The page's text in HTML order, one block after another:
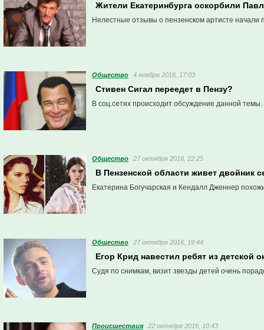
Жители Екатеринбурга оскорбили
Нелестные отзывы о пензенском артисте начали
Общество 4 ноября 2016, 17:03
Стивен Сигал переедет в Пензу?
В соц.сетях происходит обсуждение данной темы.
Общество 27 октября 2016, 22:25
В Пензенской области живет двойник
Екатерина Богучарская и Кендалл Дженнер
Общество 27 октября 2016, 19:44
Егор Крид навестил ребят из детской
Судя по снимкам, визит звезды детей очень
Проиcшествия 22 октября 2016, 10:43